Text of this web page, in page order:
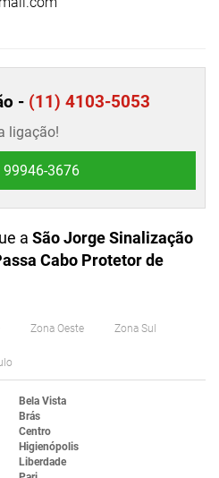
- (11) 4103-5053
ligação!
99946-3676
a São Jorge Sinalização
Cabo Protetor de
Zona Oeste Zona Sul
Bela Vista
Brás
Centro
Higienópolis
Liberdade